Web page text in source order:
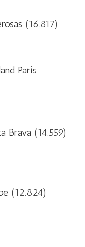
(16.817)
Paris
Brava (14.559)
(12.824)